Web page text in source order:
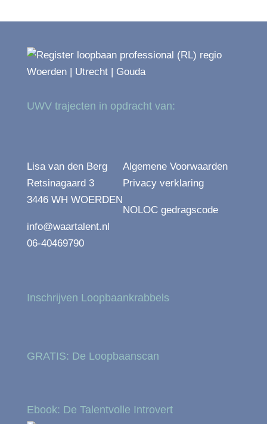
UWV trajecten in opdracht van:
Lisa van den Berg
Retsinagaard 3
3446 WH WOERDEN
info@waartalent.nl
06-40469790
Algemene Voorwaarden
Privacy verklaring
NOLOC gedragscode
Inschrijven Loopbaankrabbels
GRATIS: De Loopbaanscan
Ebook: De Talentvolle Introvert